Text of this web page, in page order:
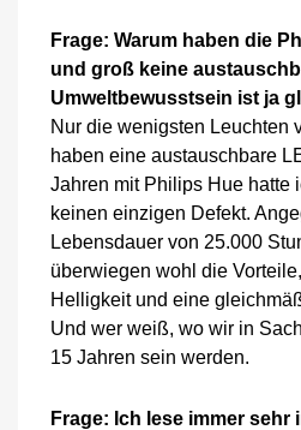
Frage: Warum haben die
und groß keine
Umweltbewusstsein ist ja
Nur die wenigsten Leuchten
haben eine austauschbare
Jahren mit Philips Hue hatte
keinen einzigen Defekt.
Lebensdauer von 25.000
überwiegen wohl die
Helligkeit und eine
Und wer weiß, wo wir in
15 Jahren sein werden.
Frage: Ich lese immer sehr